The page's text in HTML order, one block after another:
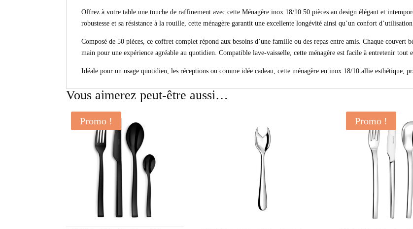
Offrez à votre table une touche de raffinement avec cette Ménagère inox 18/10 50 pièces au design élégant et
robustesse et sa résistance à la rouille, cette ménagère garantit une excellente longévité ainsi qu’un confort d’utilisation
Composé de 50 pièces, ce coffret complet répond aux besoins d’une famille ou des repas entre amis. Chaque
main pour une expérience agréable au quotidien. Compatible lave-vaisselle, cette ménagère est facile à entretenir tout
Idéale pour un usage quotidien, les réceptions ou comme idée cadeau, cette ménagère en inox 18/10 allie esthétique,
Vous aimerez peut-être aussi…
Promo ! Promo !